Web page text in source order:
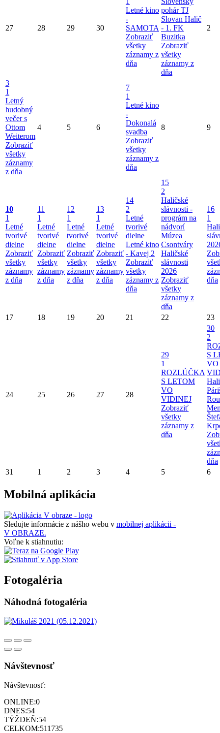
27 28 29 30
Letné kino
-
SAMOTA
Zobraziť
všetky
záznamy z
dňa
pohár TJ
Slovan Halič
- 1. FK
Buzitka
Zobraziť
všetky
záznamy z
dňa
2
3
1
Letný
hudobný
večer s
Ottom
Weiterom
Zobraziť
všetky
záznamy
z dňa
4 5 6
7
1
Letné kino
-
Dokonalá
svadba
Zobraziť
všetky
záznamy z
dňa
8 9
10
1
Letné
tvorivé
dielne
Zobraziť
všetky
záznamy
z dňa
11
1
Letné
tvorivé
dielne
Zobraziť
všetky
záznamy
z dňa
12
1
Letné
tvorivé
dielne
Zobraziť
všetky
záznamy
z dňa
13
1
Letné
tvorivé
dielne
Zobraziť
všetky
záznamy
z dňa
14
2
Letné
tvorivé
dielne
Letné kino
- Kavej 2
Zobraziť
všetky
záznamy z
dňa
15
2
Haličské
slávnosti -
prográm na
nádvorí
Múzea
Csontváry
Haličské
slávnosti
2026
Zobraziť
všetky
záznamy z
dňa
16
1
dňa
17 18 19 20 21 22 23
24 25 26 27 28
29
1
ROZLÚČKA
S LETOM
VO
VIDINEJ
Zobraziť
všetky
záznamy z
dňa
30
2
S
VO
dňa
31
1 2 3 4 5 6
Mobilná aplikácia
Sledujte informácie z nášho webu v mobilnej aplikácii -
V OBRAZE.
Voľne k stiahnutiu:
Fotogaléria
Náhodná fotogaléria
Návštevnosť
Návštevnosť:
ONLINE:0
DNES:54
TÝŽDEŇ:54
CELKOM:511735